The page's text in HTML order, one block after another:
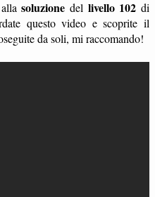
allasoluzione del livello 102 di
questo video e scoprite il
da soli, mi raccomando!